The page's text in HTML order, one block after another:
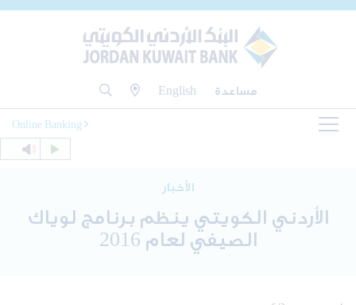
مساعدة English
Online Banking
الأخبار
الأردني الكويتي ينظم برنامج لوياك
الصيفي لعام 2016